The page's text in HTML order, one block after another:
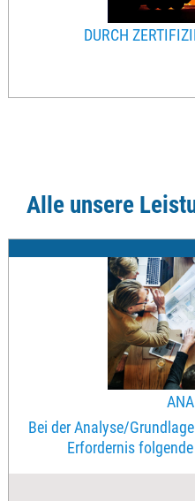
DURCH
Alle unsere
Bei der Analyse/
Erfordernis